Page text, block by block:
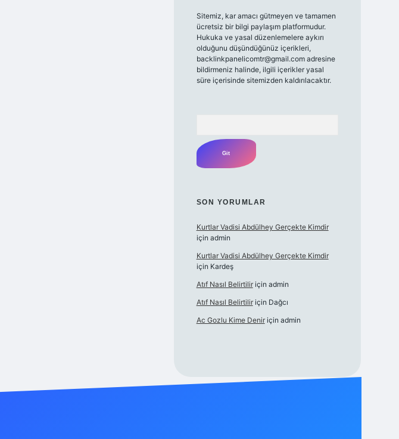
Sitemiz, kar amacı gütmeyen ve tamamen
ücretsiz bir bilgi paylaşım platformudur.
Hukuka ve yasal düzenlemelere aykırı
olduğunu düşündüğünüz içerikleri,
backlinkpanelicomtr@gmail.comadresine
bildirmeniz halinde, ilgili içerikler yasal
süre içerisinde sitemizden kaldırılacaktır.
SON YORUMLAR
Kurtlar Vadisi Abdülhey Gerçekte Kimdir
için admin
Kurtlar Vadisi Abdülhey Gerçekte Kimdir
için Kardeş
Atıf Nasıl Belirtiliriçin admin
Atıf Nasıl Belirtiliriçin Dağcı
Ac Gozlu Kime Deniriçin admin